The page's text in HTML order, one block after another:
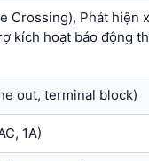
Crossing), Phát hiện
kích hoạt báo động
out, terminal block)
1A)